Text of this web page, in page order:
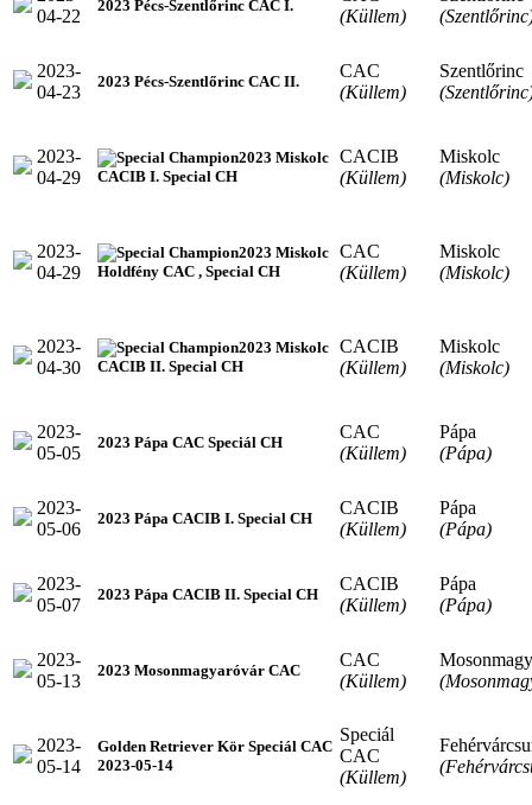
04-22
2023 Pécs-Szentlőrinc CAC I.
(Küllem)
2023-
04-23
2023 Pécs-Szentlőrinc CAC II.
CAC
(Küllem)
Szentlőrinc
2023-
04-29
2023 Miskolc
CACIB I. Special CH
CACIB
(Küllem)
Miskolc
(Miskolc)
2023-
04-29
2023 Miskolc
Holdfény CAC , Special CH
CAC
(Küllem)
Miskolc
(Miskolc)
2023-
04-30
2023 Miskolc
CACIB II. Special CH
CACIB
(Küllem)
Miskolc
(Miskolc)
2023-
05-05
2023 Pápa CAC Speciál CH
CAC
(Küllem)
Pápa
(Pápa)
2023-
05-06
2023 Pápa CACIB I. Special CH
CACIB
(Küllem)
Pápa
(Pápa)
2023-
05-07
2023 Pápa CACIB II. Special CH
CACIB
(Küllem)
Pápa
(Pápa)
2023-
05-13
2023 Mosonmagyaróvár CAC
CAC
(Küllem)
2023-
05-14
Golden Retriever Kör Speciál CAC
2023-05-14
Speciál
CAC
(Küllem)